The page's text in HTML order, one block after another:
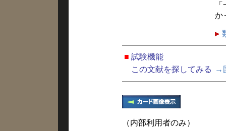
か
■ 試験機能
この文献を探してみる
→
（内部利用者のみ）